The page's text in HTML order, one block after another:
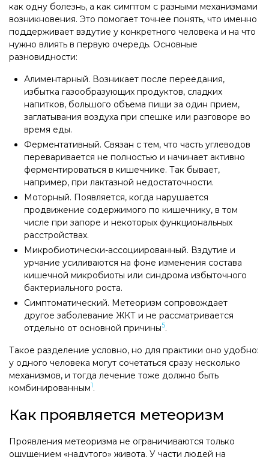
как одну болезнь, а как симптом с разными механизмами
возникновения. Это помогает точнее понять, что именно
поддерживает вздутие у конкретного человека и на что
нужно влиять в первую очередь. Основные
разновидности:
Алиментарный. Возникает после переедания,
избытка газообразующих продуктов, сладких
напитков, большого объема пищи за один прием,
заглатывания воздуха при спешке или разговоре во
время еды.
Ферментативный. Связан с тем, что часть углеводов
переваривается не полностью и начинает активно
ферментироваться в кишечнике. Так бывает,
например, при лактазной недостаточности.
Моторный. Появляется, когда нарушается
продвижение содержимого по кишечнику, в том
числе при запоре и некоторых функциональных
расстройствах.
Микробиотически-ассоциированный. Вздутие и
урчание усиливаются на фоне изменения состава
кишечной микробиоты или синдрома избыточного
бактериального роста.
Симптоматический. Метеоризм сопровождает
другое заболевание ЖКТ и не рассматривается
отдельно от основной причины5.
Такое разделение условно, но для практики оно удобно:
у одного человека могут сочетаться сразу несколько
механизмов, и тогда лечение тоже должно быть
комбинированным1.
Как проявляется метеоризм
Проявления метеоризма не ограничиваются только
ощущением «надутого» живота. У части людей на